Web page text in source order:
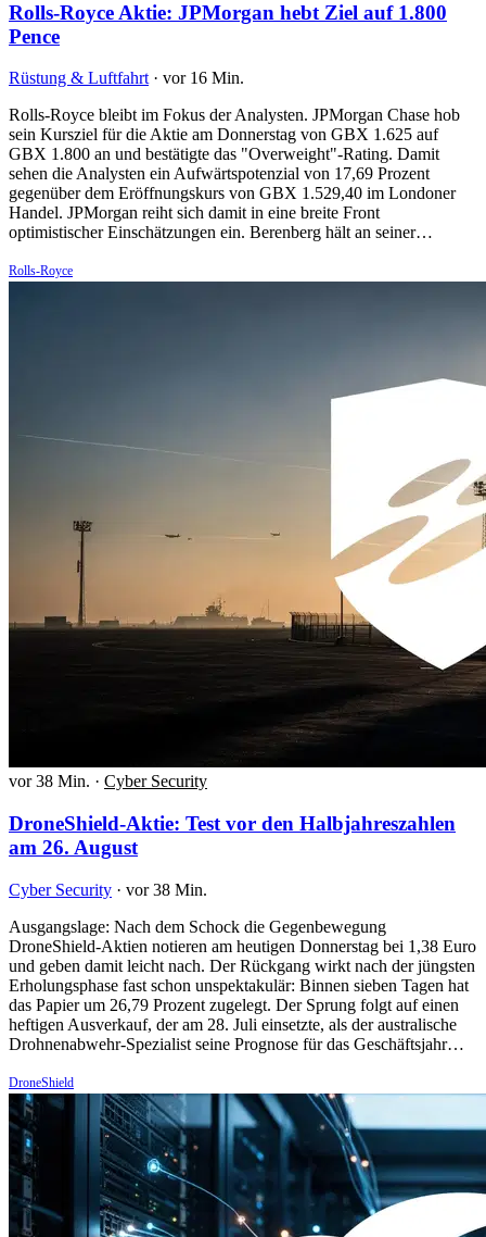
Rolls-Royce Aktie: JPMorgan hebt Ziel auf 1.800
Pence
Rüstung & Luftfahrt · vor 16 Min.
Rolls-Royce bleibt im Fokus der Analysten. JPMorgan Chase hob
sein Kursziel für die Aktie am Donnerstag von GBX 1.625 auf
GBX 1.800 an und bestätigte das "Overweight"-Rating. Damit
sehen die Analysten ein Aufwärtspotenzial von 17,69 Prozent
gegenüber dem Eröffnungskurs von GBX 1.529,40 im Londoner
Handel. JPMorgan reiht sich damit in eine breite Front
optimistischer Einschätzungen ein. Berenberg hält an seiner…
Rolls-Royce
vor 38 Min. · Cyber Security
DroneShield-Aktie: Test vor den Halbjahreszahlen
am 26. August
Cyber Security · vor 38 Min.
Ausgangslage: Nach dem Schock die Gegenbewegung
DroneShield-Aktien notieren am heutigen Donnerstag bei 1,38 Euro
und geben damit leicht nach. Der Rückgang wirkt nach der jüngsten
Erholungsphase fast schon unspektakulär: Binnen sieben Tagen hat
das Papier um 26,79 Prozent zugelegt. Der Sprung folgt auf einen
heftigen Ausverkauf, der am 28. Juli einsetzte, als der australische
Drohnenabwehr-Spezialist seine Prognose für das Geschäftsjahr…
DroneShield